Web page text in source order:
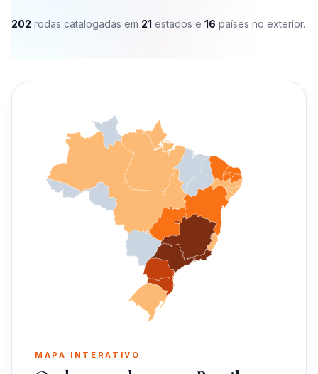
202 rodas catalogadas em 21 estados e 16 países no exterior.
MAPA INTERATIVO